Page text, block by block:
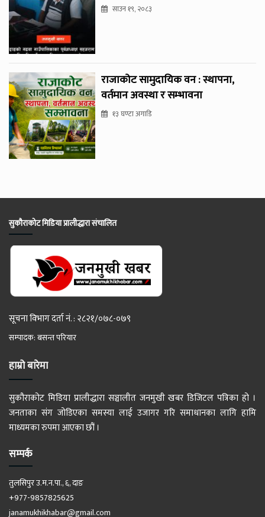
साउन १९, २०८३
राजाकोट सामुदायिक वन : स्थापना,
वर्तमान अवस्था र सम्भावना
१३ घण्टा अगाडि
सुकौराकोट मिडिया प्रालीद्धारा संचालित
सूचना विभाग दर्ता नं. : २८२१/०७८-०७९
सम्पादक: बसन्त परियार
हाम्रो बारेमा
सुकौराकोट मिडिया प्रालीद्धारा सञ्चालीत जनमुखी खबर डिजिटल पत्रिका हो ।
जनताका संग जोडिएका समस्या लाई उजागर गरि समाधानका लागि हामि
माध्यमका रुपमा आएका छौं ।
सम्पर्क
तुलसिपुर उ.म.न.पा., ६, दाङ
+977-9857825625
janamukhikhabar@gmail.com